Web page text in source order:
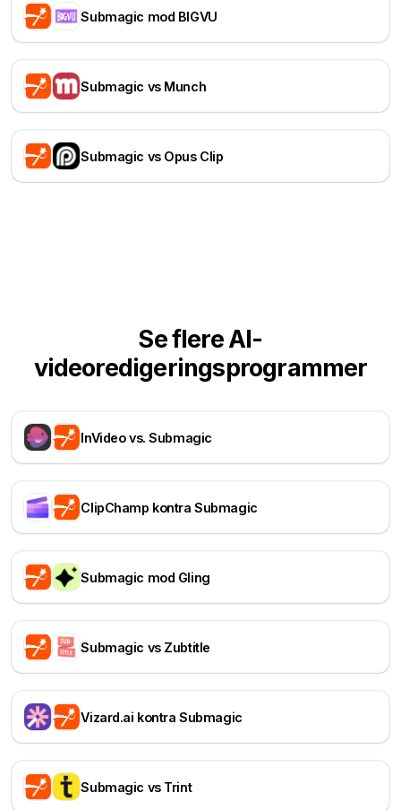
Submagic mod BIGVU
Submagic vs Munch
Submagic vs Opus Clip
Se flere AI-
videoredigeringsprogrammer
InVideo vs. Submagic
ClipChamp kontra Submagic
Submagic mod Gling
Submagic vs Zubtitle
Vizard.ai kontra Submagic
Submagic vs Trint